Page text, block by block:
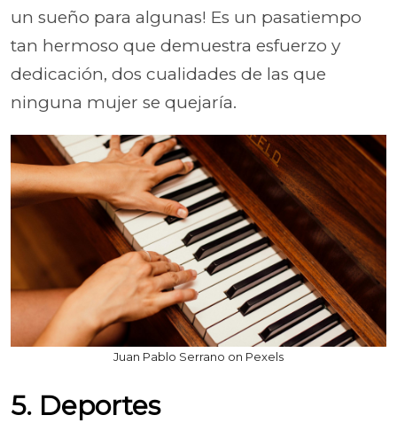
un sueño para algunas! Es un pasatiempo
tan hermoso que demuestra esfuerzo y
dedicación, dos cualidades de las que
ninguna mujer se quejaría.
Juan Pablo Serrano on Pexels
5. Deportes